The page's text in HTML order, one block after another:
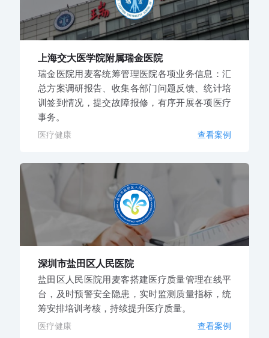
上海交大医学院附属瑞金医院
瑞金医院用麦客统筹管理医院各项业务信息：汇
总方案调研报告、收集各部门问题反馈、统计培
训签到情况，提交故障报修，有序开展各项医疗
事务。
医疗健康 查看案例
深圳市盐田区人民医院
盐田区人民医院用麦客搭建医疗质量管理在线平
台，及时预警安全隐患，实时监测质量指标，统
筹安排培训考核，持续提升医疗质量。
医疗健康 查看案例